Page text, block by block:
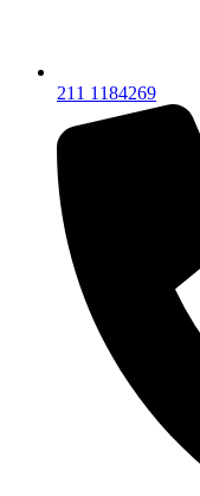
211 1184269